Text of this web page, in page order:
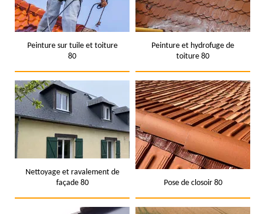
Peinture sur tuile et toiture
80
Peinture et hydrofuge de
toiture 80
Nettoyage et ravalement de
façade 80
Pose de closoir 80